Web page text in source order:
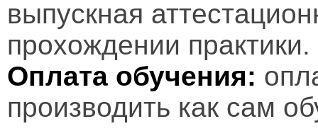
выпускная
прохождении практики.
Оплата обучения:
производить как сам